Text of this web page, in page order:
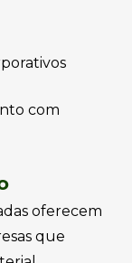
com
oferecem
que